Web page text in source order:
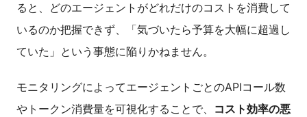
ると、どのエージェントがどれだけのコストを消費して
いるのか把握できず、「気づいたら予算を大幅に超過し
ていた」という事態に陥りかねません。
モニタリングによってエージェントごとのAPIコール数
やトークン消費量を可視化することで、 コスト効率の悪